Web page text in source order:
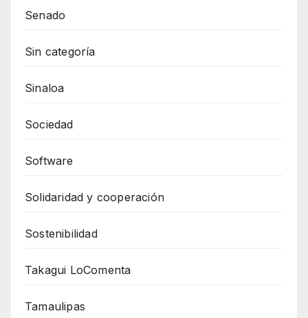
Senado
Sin categoría
Sinaloa
Sociedad
Software
Solidaridad y cooperación
Sostenibilidad
Takagui LoComenta
Tamaulipas